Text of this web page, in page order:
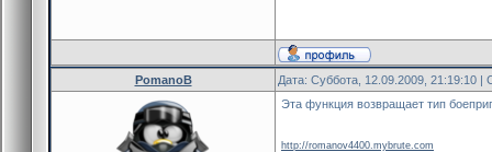
PomanoB Дата: Суббота, 12.09.2009, 21:19:10
Эта функция возвращает тип
http://romanov4400.mybrute.com